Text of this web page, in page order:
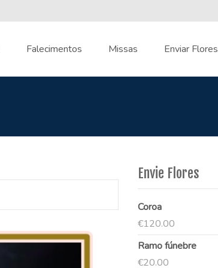
Falecimentos Missas Enviar Flores
Envie Flores
Coroa
€120.00
Ramo fúnebre
€20.00